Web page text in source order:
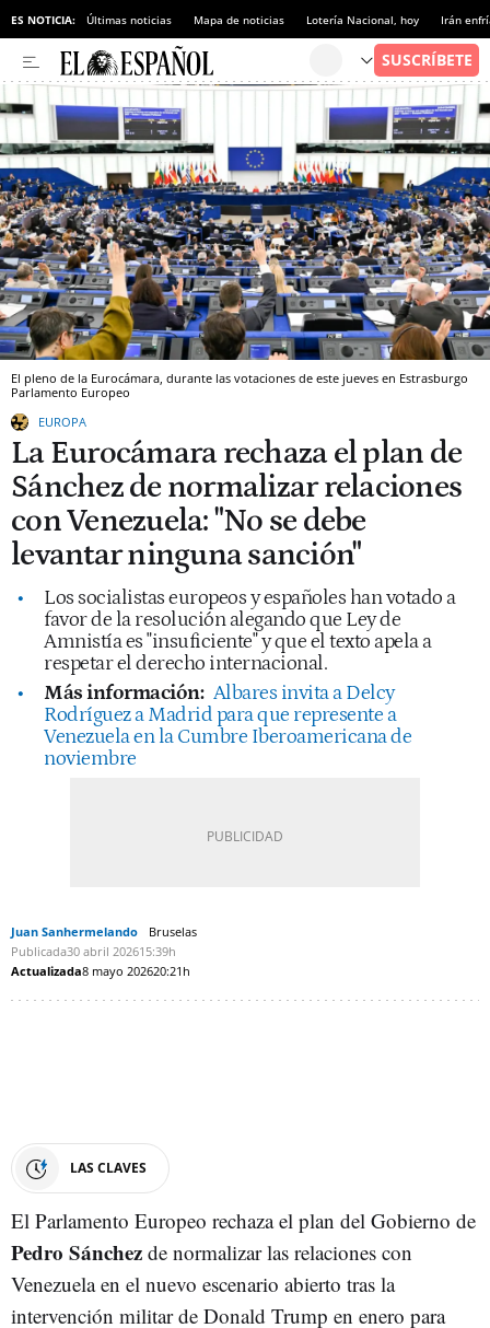
ES NOTICIA: Últimas noticias Mapa de noticias Lotería Nacional, hoy Irán
El pleno de la Eurocámara, durante las votaciones de este jueves en Estrasburgo
Parlamento Europeo
EUROPA
La Eurocámara rechaza el plan de
Sánchez de normalizar relaciones
con Venezuela: "No se debe
levantar ninguna sanción"
Los socialistas europeos y españoles han votado a
favor de la resolución alegando que Ley de
Amnistía es "insuficiente" y que el texto apela a
respetar el derecho internacional.
Más información: Albares invita a Delcy
Rodríguez a Madrid para que represente a
Venezuela en la Cumbre Iberoamericana de
noviembre
Juan Sanhermelando
Bruselas
Publicada30 abril 202615:39h
Actualizada8 mayo 202620:21h
LAS CLAVES
El Parlamento Europeo rechaza el plan del Gobierno de
Pedro Sánchez de normalizar las relaciones con
Venezuela en el nuevo escenario abierto tras la
intervención militar de Donald Trump en enero para